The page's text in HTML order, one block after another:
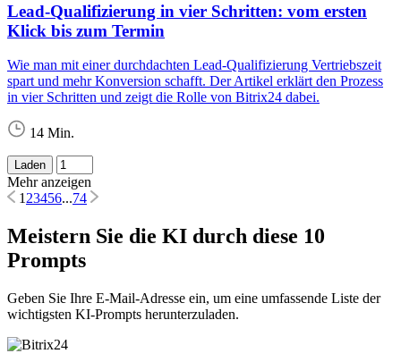
Lead-Qualifizierung in vier Schritten: vom ersten
Klick bis zum Termin
Wie man mit einer durchdachten Lead-Qualifizierung Vertriebszeit
spart und mehr Konversion schafft. Der Artikel erklärt den Prozess
in vier Schritten und zeigt die Rolle von Bitrix24 dabei.
14 Min.
Laden
Mehr anzeigen
1 23456...74
Meistern Sie die KI durch diese 10
Prompts
Geben Sie Ihre E-Mail-Adresse ein, um eine umfassende Liste der
wichtigsten KI-Prompts herunterzuladen.